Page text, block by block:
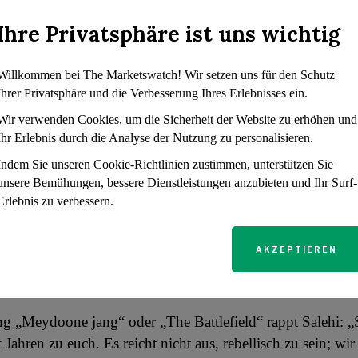
und Online-Postings hatte Salehi öffentlich eine
die sich nach dem Tod von Mahsa Amini, einer
Frau, entzündet hatten. Amini starb am 16.
sie verhaftet und angeblich in ein
Hidschab nicht korrekt getragen hatte.
Ethnie der Bachtiari angehört, hat mit seiner Musik
Iraner mit unterschiedlichem ethnischen Hintergrund
September des vergangenen Jahres anschwollen,
gegen ihre Regierung zu erheben.
Post appellierte er: „Wir bluten alle die gleiche
Einheit und weigern wir uns, dass sie in diesem
und traurigen Himmel Zwietracht unter uns säen“.
„Meydoone jang“ oder „The Battlefield“ rappt Salehi:
Jahren zu euch. Es reicht nicht aus, rebellisch zu sein; wir
Privatsphäre ist uns wichtig
bei The Marketswatch! Wir setzen uns für den Schutz
Privatsphäre und die Verbesserung Ihres Erlebnisses ein.
verwenden Cookies, um die Sicherheit der Website zu erhöhen und
Erlebnis durch die Analyse der Nutzung zu personalisieren.
Sie unseren Cookie-Richtlinien zustimmen, unterstützen Sie
Bemühungen, bessere Dienstleistungen anzubieten und Ihr Surf-
zu verbessern.
AKZEPTIEREN